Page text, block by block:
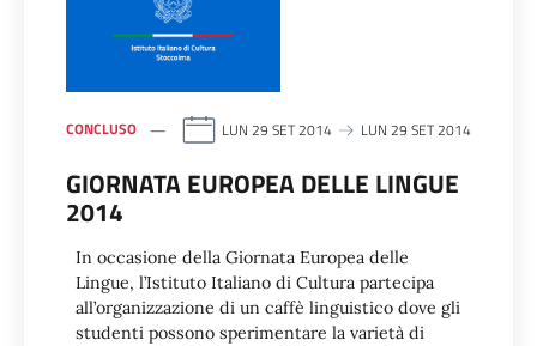
CONCLUSO LUN 29 SET 2014 LUN 29 SET 2014
GIORNATA EUROPEA DELLE LINGUE
2014
In occasione della Giornata Europea delle
Lingue, l’Istituto Italiano di Cultura partecipa
all’organizzazione di un caffè linguistico dove gli
studenti possono sperimentare la varietà di